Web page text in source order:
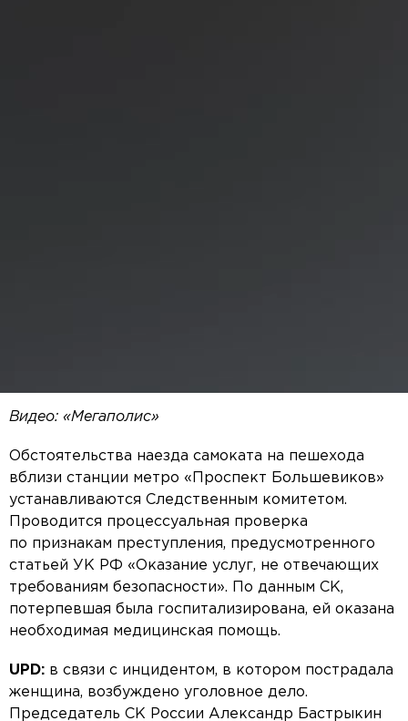
Видео: «Мегаполис»
Обстоятельства наезда самоката на пешехода
вблизи станции метро «Проспект Большевиков»
устанавливаются Следственным комитетом.
Проводится процессуальная проверка
по признакам преступления, предусмотренного
статьей УК РФ «Оказание услуг, не отвечающих
требованиям безопасности». По данным СК,
потерпевшая была госпитализирована, ей оказана
необходимая медицинская помощь.
UPD: в связи с инцидентом, в котором пострадала
женщина, возбуждено уголовное дело.
Председатель СК России Александр Бастрыкин